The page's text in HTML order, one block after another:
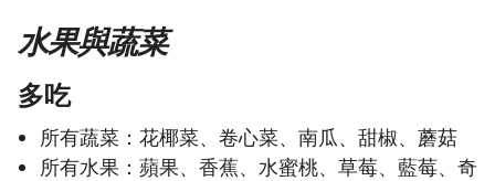
水果與蔬菜
多吃
所有蔬菜：花椰菜、卷心菜、南瓜、甜椒、蘑菇
所有水果：蘋果、香蕉、水蜜桃、草莓、藍莓、奇